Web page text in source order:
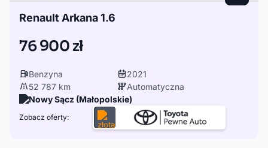
Renault Arkana 1.6
76 900 zł
Benzyna
2021
52 787 km
Automatyczna
Nowy Sącz (Małopolskie)
Zobacz oferty: